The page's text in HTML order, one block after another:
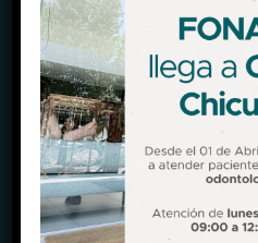
HORARIOS
Lunes a viernes
09:00 a 18:30 hrs
Sábado09:00 a 14:00 hrs
CONTACTO